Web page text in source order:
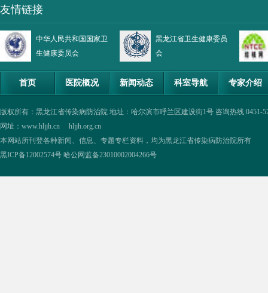
友情链接
中华人民共和国国家卫
生健康委员会
黑龙江省卫生健康委员
会
首页 医院概况 新闻动态 科室导航 专家介绍
版权所有：黑龙江省传染病防治院 地址：哈尔滨市呼兰区建设街1号 咨询热线:0451-
网址：www.hljjh.cn hljjh.org.cn
本网站所刊登各种新闻、信息、专题专栏资料，均为黑龙江省传染病防治院所有
黑ICP备12002574号 哈公网监备23010002004266号